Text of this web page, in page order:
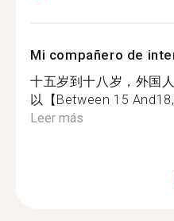
Mi compañero de
十五岁到十八岁，外国
以【Between 15
Leer más